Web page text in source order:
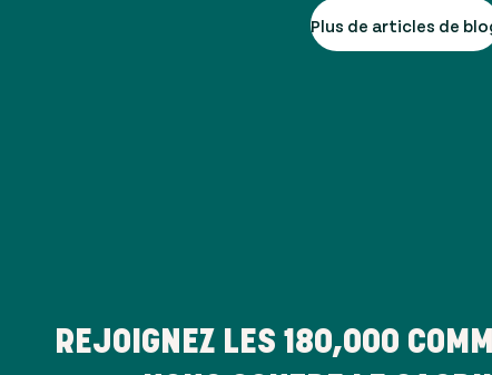
Plus de articles de
REJOIGNEZ LES 180,000